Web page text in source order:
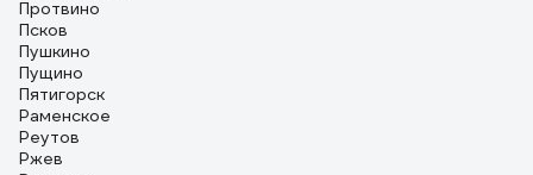
Протвино
Псков
Пушкино
Пущино
Пятигорск
Раменское
Реутов
Ржев